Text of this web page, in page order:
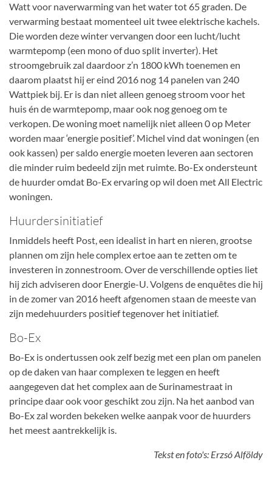
Watt voor naverwarming van het water tot 65 graden. De
verwarming bestaat momenteel uit twee elektrische kachels.
Die worden deze winter vervangen door een lucht/lucht
warmtepomp (een mono of duo split inverter). Het
stroomgebruik zal daardoor z’n 1800 kWh toenemen en
daarom plaatst hij er eind 2016 nog 14 panelen van 240
Wattpiek bij. Er is dan niet alleen genoeg stroom voor het
huis én de warmtepomp, maar ook nog genoeg om te
verkopen. De woning moet namelijk niet alleen 0 op Meter
worden maar ‘energie positief’. Michel vind dat woningen (en
ook kassen) per saldo energie moeten leveren aan sectoren
die minder ruim bedeeld zijn met ruimte. Bo-Ex ondersteunt
de huurder omdat Bo-Ex ervaring op wil doen met All Electric
woningen.
Huurdersinitiatief
Inmiddels heeft Post, een idealist in hart en nieren, grootse
plannen om zijn hele complex ertoe aan te zetten om te
investeren in zonnestroom. Over de verschillende opties liet
hij zich adviseren door Energie-U. Volgens de enquêtes die hij
in de zomer van 2016 heeft afgenomen staan de meeste van
zijn medehuurders positief tegenover het initiatief.
Bo-Ex
Bo-Ex is ondertussen ook zelf bezig met een plan om panelen
op de daken van haar complexen te leggen en heeft
aangegeven dat het complex aan de Surinamestraat in
principe daar ook voor geschikt zou zijn. Na het aanbod van
Bo-Ex zal worden bekeken welke aanpak voor de huurders
het meest aantrekkelijk is.
Tekst en foto's: Erzsó Alföldy